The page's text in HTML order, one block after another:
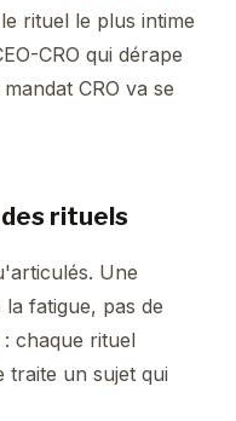
rituel le plus intime
CRO qui dérape
CRO va se
rituels
Une
fatigue, pas de
chaque rituel
traite un sujet qui